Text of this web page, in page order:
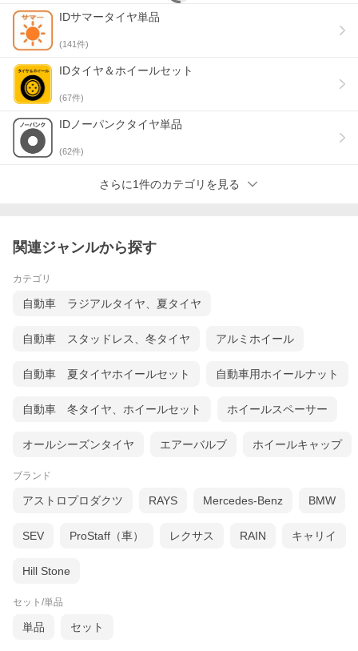
※税務署で認められている会計法規上、正式な領収書となります
ので、商品に同梱される納品書と合わせて保管してください。
■商品代引をお選びいただいた場合
※お届け先名が領収書の宛名となりますので、ご注意ください。
IDサマータイヤ単品
(141件)
IDタイヤ＆ホイールセット
(67件)
IDノーパンクタイヤ単品
(62件)
さらに1件のカテゴリを見る
関連ジャンルから探す
カテゴリ
自動車 ラジアルタイヤ、夏タイヤ
自動車 スタッドレス、冬タイヤ アルミホイール
自動車 夏タイヤホイールセット 自動車用ホイールナット
自動車 冬タイヤ、ホイールセット ホイールスペーサー
オールシーズンタイヤ エアーバルブ ホイールキャップ
ブランド
アストロプロダクツ RAYS Mercedes-Benz BMW
SEV ProStaff（車） レクサス RAIN キャリイ
Hill Stone
セット/単品
単品 セット